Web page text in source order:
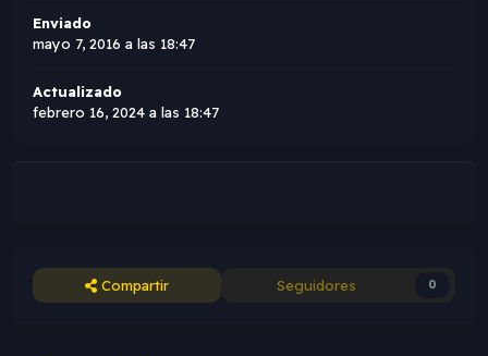
Enviado
mayo 7, 2016 a las 18:47
Actualizado
febrero 16, 2024 a las 18:47
Compartir Seguidores 0